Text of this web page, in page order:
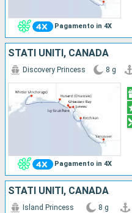
Pagamento in 4X
STATI UNITI, CANADA
Pagamento in 4X
Discovery Princess 8 g
STATI UNITI, CANADA
Island Princess 8 g